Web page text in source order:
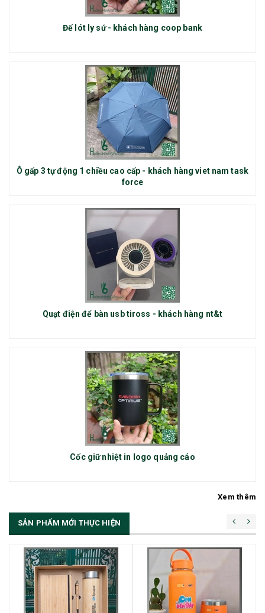
Đế lót ly sứ - khách hàng coop bank
Ô gấp 3 tự động 1 chiều cao cấp - khách hàng viet nam task
force
Quạt điện để bàn usb tiross - khách hàng nt&t
Cốc giữ nhiệt in logo quảng cáo
Xem thêm
SẢN PHẨM MỚI THỰC HIỆN